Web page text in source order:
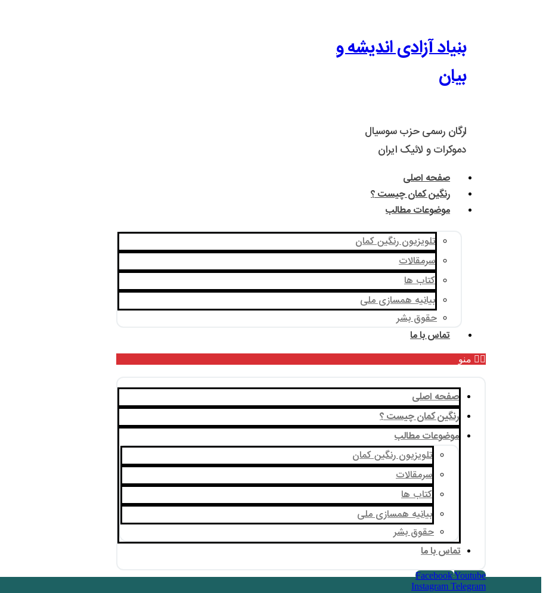
بنیاد آزادی اندیشه و
بیان
ارگان رسمی حزب سوسیال
دموکرات و لائیک ایران
صفحه اصلی
رنگین کمان چیست ؟
موضوعات مطالب
تلویزیون رنگین کمان
سرمقالات
کتاب ها
بیانیه همسازی ملی
حقوق بشر
تماس با ما
منو
صفحه اصلی
رنگین کمان چیست ؟
موضوعات مطالب
تلویزیون رنگین کمان
سرمقالات
کتاب ها
بیانیه همسازی ملی
حقوق بشر
تماس با ما
FacebookYoutube
Instagram Telegram